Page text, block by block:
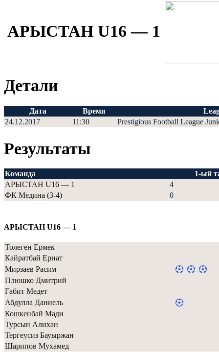
АРЫСТАН U16 — 1
Детали
Дата Время
24.12.2017
11:30 Prestigious Football League
Результаты
Команда
1-ый
АРЫСТАН U16 — 1
4
ФК Медина (3-4)
0
АРЫСТАН U16 — 1
Толеген Ермек
Кайратбай Ернат
Мирзаев Расим
Плюшко Дмитрий
Габит Медет
Абдулла Даниель
Кошкенбай Мади
Турсын Алихан
Тергеусиз Бауыржан
Шарипов Мухамед